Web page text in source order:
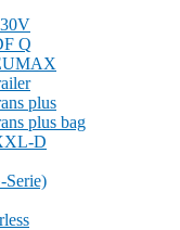
Q
plus
plus bag
D
Serie)